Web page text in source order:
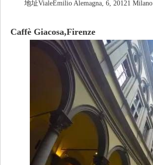
地址VialeEmilio Alemagna, 6, 20121 Milano
Caffè Giacosa,Firenze